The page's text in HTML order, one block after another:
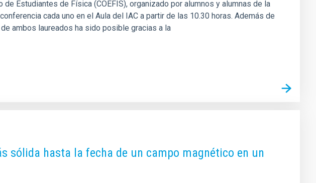
Estudiantes de Física (COEFIS), organizado por alumnos y alumnas de la
cada uno en el Aula del IAC a partir de las 10.30 horas. Además de
ambos laureados ha sido posible gracias a la
sólida hasta la fecha de un campo magnético en un